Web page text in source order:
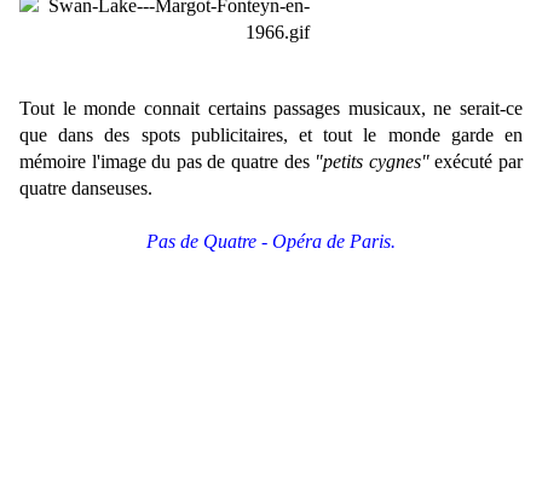
Tout le monde connait certains passages musicaux, ne serait-ce
que dans des spots publicitaires, et tout le monde garde en
mémoire l'image du pas de quatre des "petits cygnes"exécuté par
quatre danseuses.
Pas de Quatre - Opéra de Paris.